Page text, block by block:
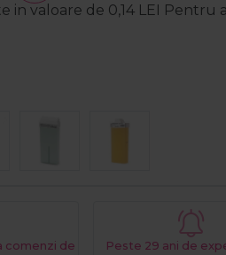
in valoare de 0,14 LEI Pentru
comenzi de
Peste 29 ani de